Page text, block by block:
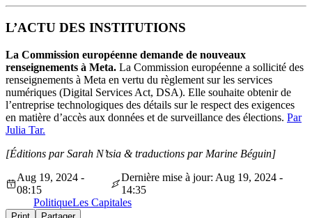
L’ACTU DES INSTITUTIONS
La Commission européenne demande de nouveaux
renseignements à Meta. La Commission européenne a sollicité des
renseignements à Meta en vertu du règlement sur les services
numériques (Digital Services Act, DSA). Elle souhaite obtenir de
l’entreprise technologiques des détails sur le respect des exigences
en matière d’accès aux données et de surveillance des élections. Par
Julia Tar.
[Éditions par Sarah N’tsia & traductions par Marine Béguin]
Aug 19, 2024 -
08:15
Dernière mise à jour: Aug 19, 2024 -
14:35
PolitiqueLes Capitales